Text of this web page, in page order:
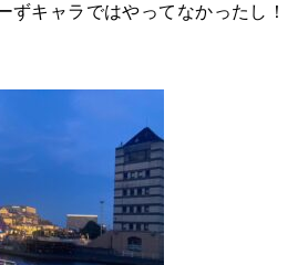
キャラではやってなかったし！